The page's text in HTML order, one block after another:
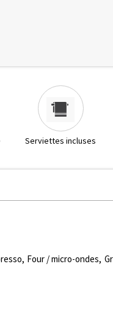
Serviettes incluses
Four / micro-ondes